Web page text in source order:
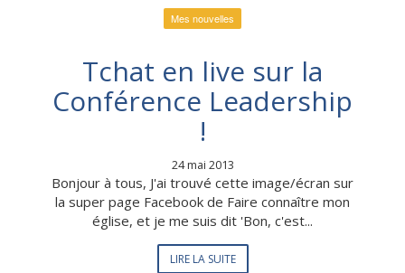
Mes nouvelles
Tchat en live sur la
Conférence Leadership
!
24 mai 2013
Bonjour à tous, J'ai trouvé cette image/écran sur
la super page Facebook de Faire connaître mon
église, et je me suis dit 'Bon, c'est...
LIRE LA SUITE